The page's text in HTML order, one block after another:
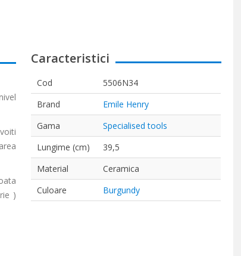
)
Caracteristici
Cod
5506N34
Brand
Emile Henry
Gama
Specialised tools
Lungime (cm)
39,5
Material
Ceramica
Culoare
Burgundy